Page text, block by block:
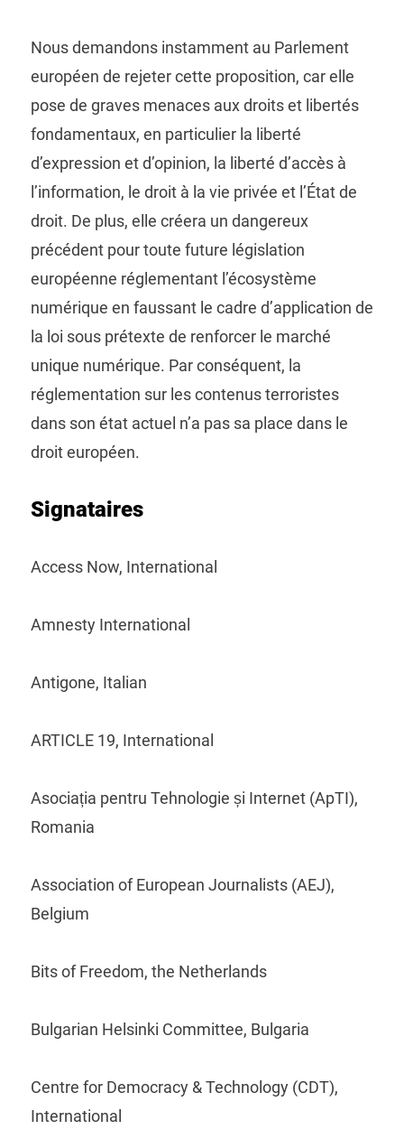
Nous demandons instamment au Parlement
européen de rejeter cette proposition, car elle
pose de graves menaces aux droits et libertés
fondamentaux, en particulier la liberté
d’expression et d’opinion, la liberté d’accès à
l’information, le droit à la vie privée et l’État de
droit. De plus, elle créera un dangereux
précédent pour toute future législation
européenne réglementant l’écosystème
numérique en faussant le cadre d’application de
la loi sous prétexte de renforcer le marché
unique numérique. Par conséquent, la
réglementation sur les contenus terroristes
dans son état actuel n’a pas sa place dans le
droit européen.
Signataires
Access Now, International
Amnesty International
Antigone, Italian
ARTICLE 19, International
Asociația pentru Tehnologie și Internet (ApTI),
Romania
Association of European Journalists (AEJ),
Belgium
Bits of Freedom, the Netherlands
Bulgarian Helsinki Committee, Bulgaria
Centre for Democracy & Technology (CDT),
International